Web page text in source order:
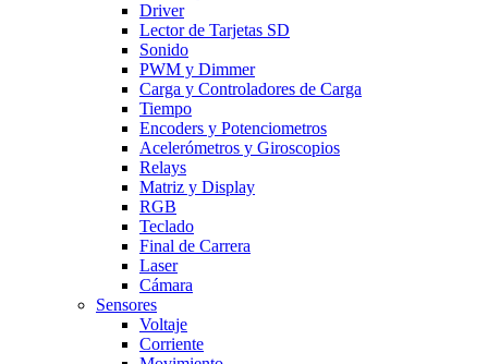
Driver
Lector de Tarjetas SD
Sonido
PWM y Dimmer
Carga y Controladores de Carga
Tiempo
Encoders y Potenciometros
Acelerómetros y Giroscopios
Relays
Matriz y Display
RGB
Teclado
Final de Carrera
Laser
Cámara
Sensores
Voltaje
Corriente